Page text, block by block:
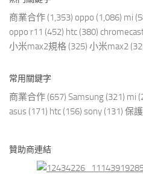
商業合作 (1,353) oppo (1,086) mi
oppo r11 (452) htc (380)
小米max2規格 (325) 小米max2
常用關鍵字
商業合作 (657) Samsung (321) mi
asus (171) htc (156) sony (131) 保
贊助商連結